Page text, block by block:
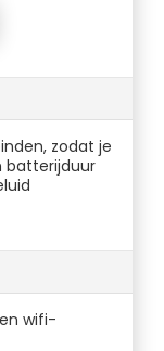
zodat je
batterijduur
wifi-